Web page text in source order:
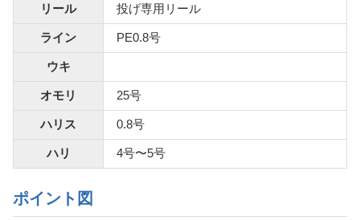
リール 投げ専用リール
ライン PE0.8号
ウキ
オモリ 25号
ハリス 0.8号
ハリ 4号〜5号
ポイント図